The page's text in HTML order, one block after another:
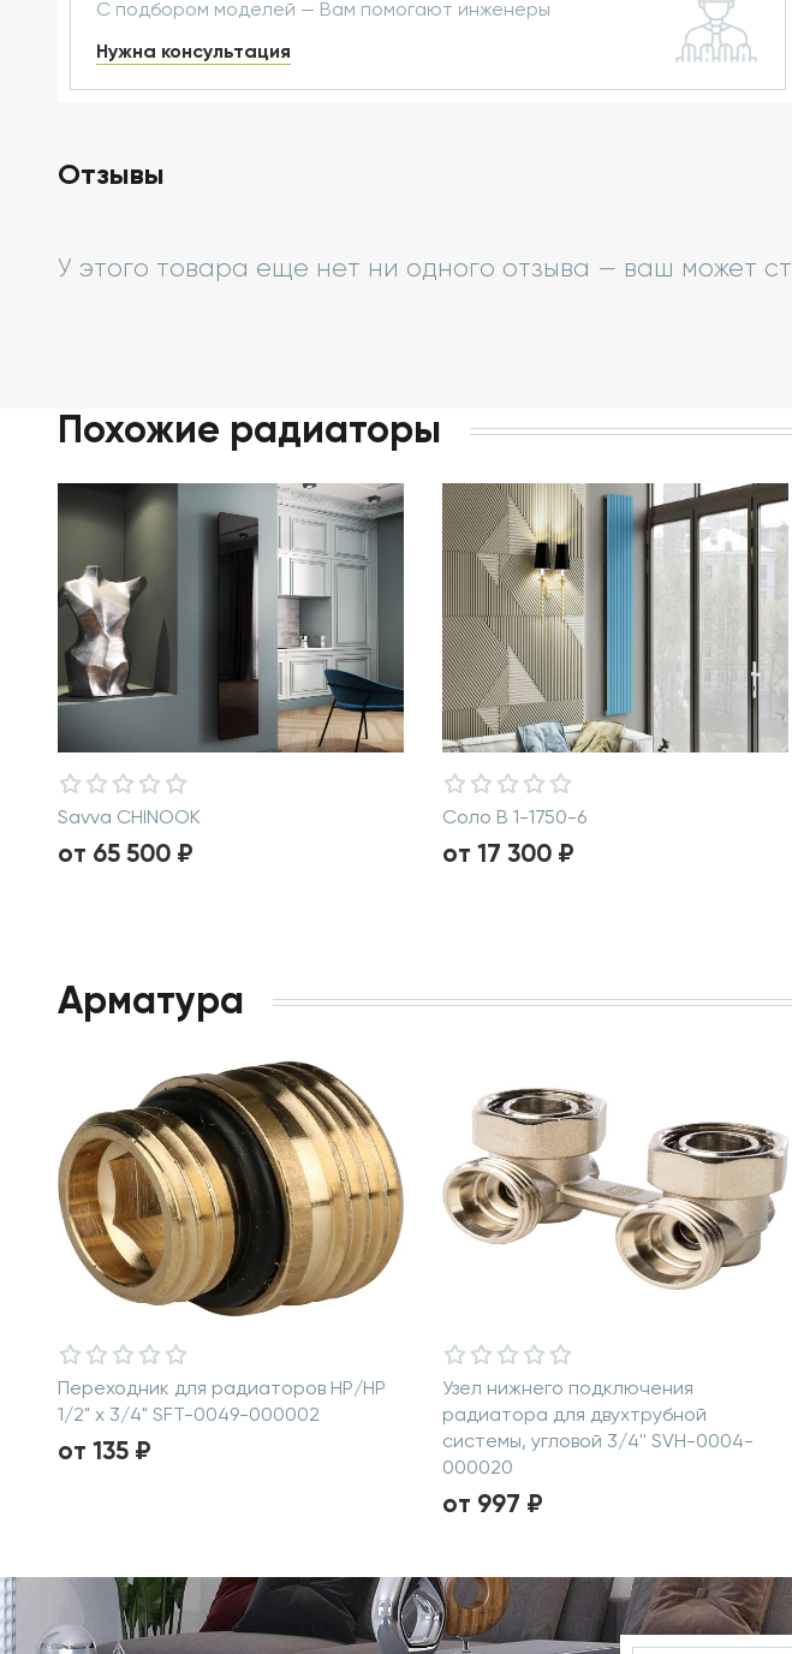
С подбором моделей — Вам помогают инженеры
Нужна консультация
Отзывы
У этого товара еще нет ни одного отзыва — ваш может
Похожие радиаторы
Savva CHINOOK
от 65 500 ₽
Соло В 1-1750-6
от 17 300 ₽
Арматура
Переходник для радиаторов НР/НР
1/2" х 3/4" SFT-0049-000002
от 135 ₽
Узел нижнего подключения
радиатора для двухтрубной
системы, угловой 3/4'' SVH-0004-
000020
от 997 ₽